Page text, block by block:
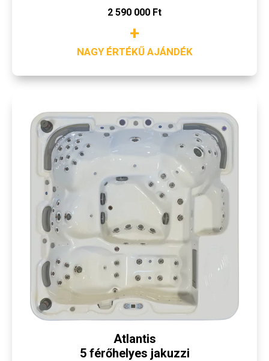
2 590 000 Ft
+
NAGY ÉRTÉKŰ AJÁNDÉK
Atlantis
5 férőhelyes jakuzzi